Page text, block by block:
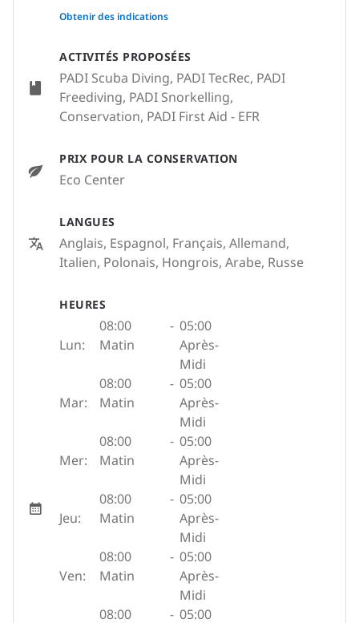
ACTIVITÉS PROPOSÉES
PADI Scuba Diving, PADI TecRec, PADI
Freediving, PADI Snorkelling,
Conservation, PADI First Aid - EFR
PRIX POUR LA CONSERVATION
Eco Center
LANGUES
Anglais, Espagnol, Français, Allemand,
Italien, Polonais, Hongrois, Arabe, Russe
HEURES
Lun:
08:00
Matin
- 05:00
Après-
Midi
Mar:
08:00
Matin
- 05:00
Après-
Midi
Mer:
08:00
Matin
- 05:00
Après-
Midi
Jeu:
08:00
Matin
- 05:00
Après-
Midi
Ven:
08:00
Matin
- 05:00
Après-
Midi
08:00
- 05:00
None
Obtenir des indications